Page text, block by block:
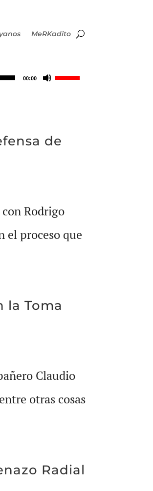
MeRKadito
00:00
Utiliza
de
para
aumentar
el
de
Rodrigo
el proceso que
la Toma
Claudio
otras cosas
Radial